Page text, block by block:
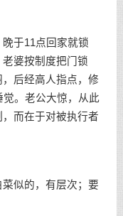
于11点回家就锁
婆按制度把门锁
后经高人指点，修
。老公大惊，从此
而在于对被执行者
似的，有层次；要